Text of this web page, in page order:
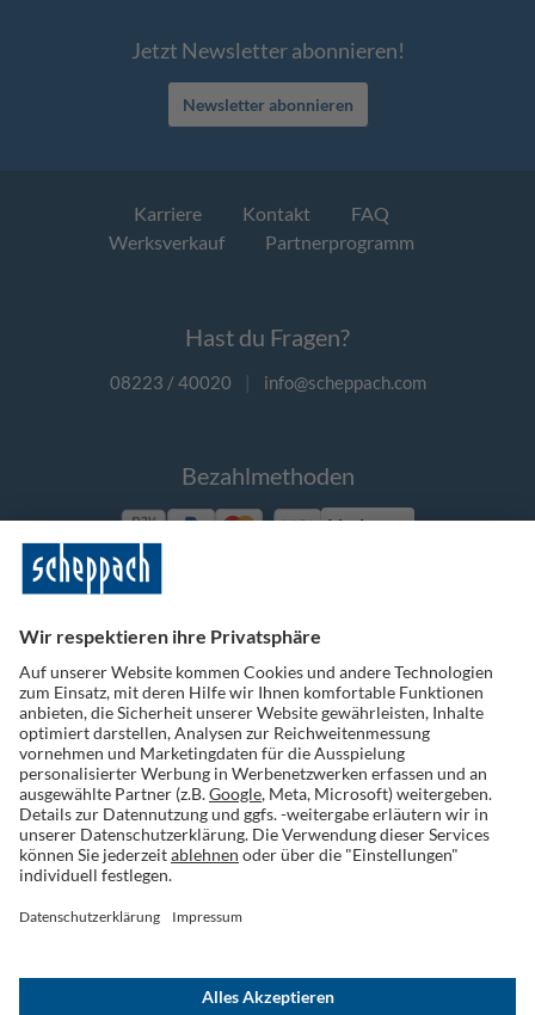
Jetzt Newsletter abonnieren!
Newsletter abonnieren
Karriere Kontakt
FAQ
Werksverkauf
Partnerprogramm
Hast du Fragen?
08223 / 40020 | info@scheppach.com
Bezahlmethoden
Vorkasse
Folge uns auf Social Media